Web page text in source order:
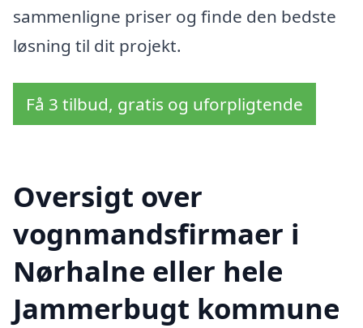
sammenligne priser og finde den bedste
løsning til dit projekt.
Få 3 tilbud, gratis og uforpligtende
Oversigt over
vognmandsfirmaer i
Nørhalne eller hele
Jammerbugt kommune